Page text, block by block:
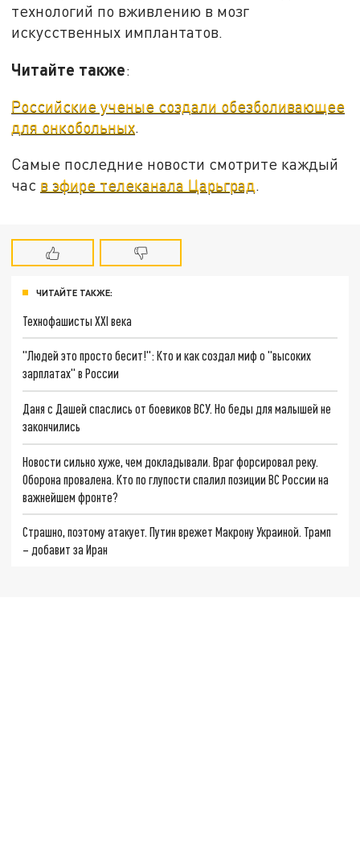
технологий по вживлению в мозг
искусственных имплантатов.
Читайте также:
Российские ученые создали обезболивающее
для онкобольных.
Самые последние новости смотрите каждый
час в эфире телеканала Царьград.
ЧИТАЙТЕ ТАКЖЕ:
Технофашисты XXI века
"Людей это просто бесит!": Кто и как создал миф о "высоких
зарплатах" в России
Даня с Дашей спаслись от боевиков ВСУ. Но беды для малышей не
закончились
Новости сильно хуже, чем докладывали. Враг форсировал реку.
Оборона провалена. Кто по глупости спалил позиции ВС России на
важнейшем фронте?
Страшно, поэтому атакует. Путин врежет Макрону Украиной. Трамп
– добавит за Иран